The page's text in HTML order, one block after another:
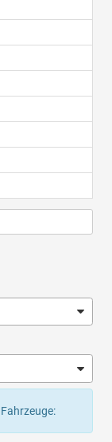
Fahrzeuge: